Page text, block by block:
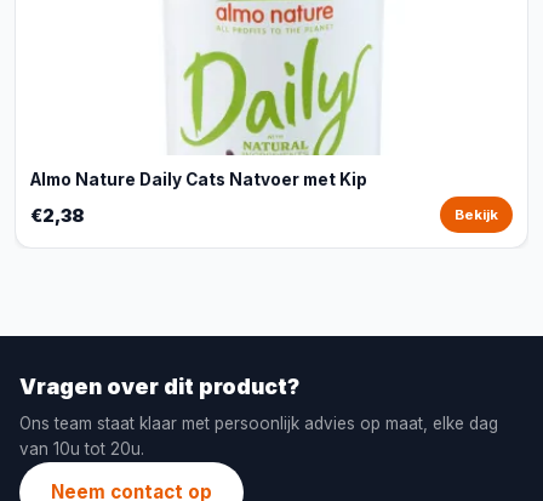
Almo Nature Daily Cats Natvoer met Kip
€2,38 Bekijk
Vragen over dit product?
Ons team staat klaar met persoonlijk advies op maat, elke dag
van 10u tot 20u.
Neem contact op